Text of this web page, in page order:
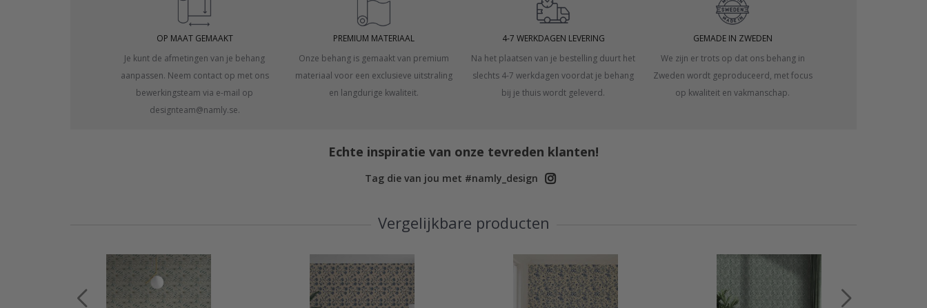
OP MAAT GEMAAKT
Je kunt de afmetingen van je behang
aanpassen. Neem contact op met ons
bewerkingsteam via e-mail op
designteam@namly.se.
PREMIUM MATERIAAL
Onze behang is gemaakt van premium
materiaal voor een exclusieve uitstraling
en langdurige kwaliteit.
4-7 WERKDAGEN LEVERING
Na het plaatsen van je bestelling duurt het
slechts 4-7 werkdagen voordat je behang
bij je thuis wordt geleverd.
GEMADE IN ZWEDEN
We zijn er trots op dat ons behang in
Zweden wordt geproduceerd, met focus
op kwaliteit en vakmanschap.
Echte inspiratie van onze tevreden klanten!
Tag die van jou met #namly_design
Vergelijkbare producten